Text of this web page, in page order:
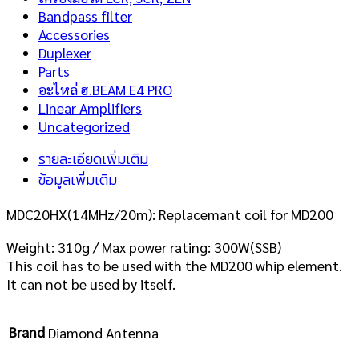
Bandpass filter
Accessories
Duplexer
Parts
อะไหล่ ฮ.BEAM E4 PRO
Linear Amplifiers
Uncategorized
รายละเอียดเพิ่มเติม
ข้อมูลเพิ่มเติม
MDC20HX(14MHz/20m): Replacemant coil for MD200
Weight: 310g / Max power rating: 300W(SSB)
This coil has to be used with the MD200 whip element.
It can not be used by itself.
Brand Diamond Antenna